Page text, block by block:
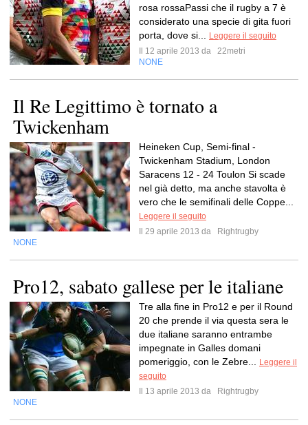
rosa rossaPassi che il rugby a 7 è
considerato una specie di gita fuori
porta, dove si...
Leggere il seguito
Il 12 aprile 2013 da
22metri
NONE
Il Re Legittimo è tornato a
Twickenham
Heineken Cup, Semi-final -
Twickenham Stadium, London
Saracens 12 - 24 Toulon Si scade
nel già detto, ma anche stavolta è
vero che le semifinali delle Coppe...
Leggere il seguito
Il 29 aprile 2013 da
Rightrugby
NONE
Pro12, sabato gallese per le italiane
Tre alla fine in Pro12 e per il Round
20 che prende il via questa sera le
due italiane saranno entrambe
impegnate in Galles domani
pomeriggio, con le Zebre...
Leggere il
seguito
Il 13 aprile 2013 da
Rightrugby
NONE